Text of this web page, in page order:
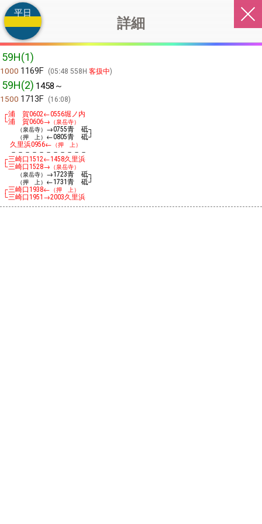
詳細
平日
59H(1)
1000 1169F 05:48 558H 客扱中
59H(2) 1458～
1500 1713F
16:08
┌浦 賀0602←0556堀ノ内
└浦 賀0606→ （泉岳寺）
（泉岳寺） →0755青 砥┐
（押 上） ←0805青 砥┘
久里浜0956← （押 上）
－－－－－－－－－－－
┌三崎口 1512←1458久里浜
└三崎口 1528→ （泉岳寺）
（泉岳寺） →1723青 砥┐
（押 上） ←1731青 砥┘
┌三崎口 1938← （押 上）
└三崎口 1951 →2003久里浜